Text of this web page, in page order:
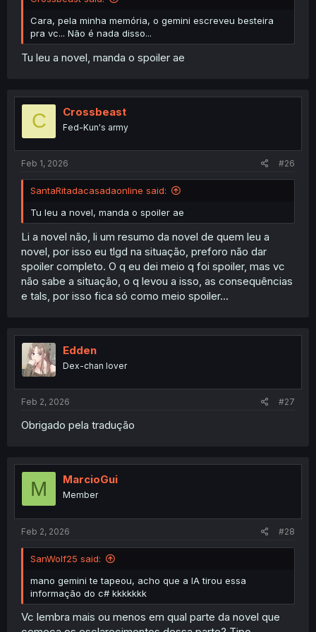
Cara, pela minha memória, o gemini escreveu besteira
pra vc... Não é nada disso...
Tu leu a novel, manda o spoiler ae
C Crossbeast
Fed-Kun's army
Feb 1, 2026 #26
SantaRitadacasadaonline said:
Tu leu a novel, manda o spoiler ae
Li a novel não, li um resumo da novel de quem leu a
novel, por isso eu tlgd na situação, preforo não dar
spoiler completo. O q eu dei meio q foi spoiler, mas vc
não sabe a situação, o q levou a isso, as consequências
e tals, por isso fica só como meio spoiler...
Edden
Dex-chan lover
Feb 2, 2026 #27
Obrigado pela tradução
M MarcioGui
Member
Feb 2, 2026 #28
SanWolf25 said:
mano gemini te tapeou, acho que a IA tirou essa
informação do c# kkkkkkk
Vc lembra mais ou menos em qual parte da novel que